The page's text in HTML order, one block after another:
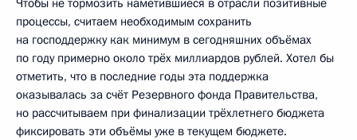
процессы, считаем необходимым сохранить
на господдержку как минимум в сегодняшних объёмах
по году примерно около трёх миллиардов рублей. Хотел бы
отметить, что в последние годы эта поддержка
оказывалась за счёт Резервного фонда Правительства,
но рассчитываем при финализации трёхлетнего бюджета
фиксировать эти объёмы уже в текущем бюджете.